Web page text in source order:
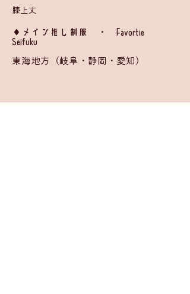
膝上丈
​◆メイン推し制服 ・ Favortie
Seifuku
東海地方（岐阜・静岡・愛知）